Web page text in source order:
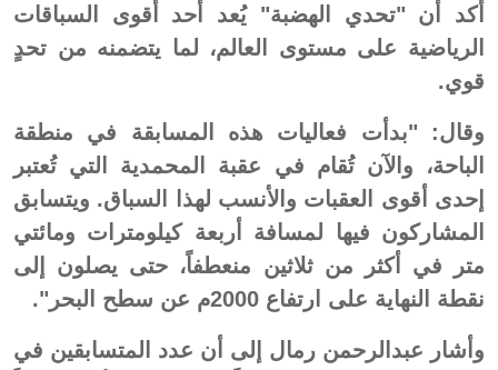
أكد أن "تحدي الهضبة" يُعد أحد أقوى السباقات
الرياضية على مستوى العالم، لما يتضمنه من تحدٍ
قوي.
وقال: "بدأت فعاليات هذه المسابقة في منطقة
الباحة، والآن تُقام في عقبة المحمدية التي تُعتبر
إحدى أقوى العقبات والأنسب لهذا السباق. ويتسابق
المشاركون فيها لمسافة أربعة كيلومترات ومائتي
متر في أكثر من ثلاثين منعطفاً، حتى يصلون إلى
نقطة النهاية على ارتفاع 2000م عن سطح البحر".
وأشار عبدالرحمن رمال إلى أن عدد المتسابقين في